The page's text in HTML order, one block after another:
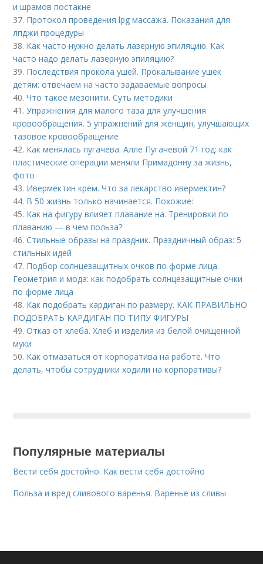
и шрамов постакне
37. Протокол проведения lpg массажа. Показания для
лпджи процедуры
38. Как часто нужно делать лазерную эпиляцию. Как
часто надо делать лазерную эпиляцию?
39. Последствия прокола ушей. Прокалывание ушек
детям: отвечаем на часто задаваемые вопросы
40.Что такое мезонити. Суть методики
41.Упражнения для малого таза для улучшения
кровообращения. 5 упражнений для женщин, улучшающих
тазовое кровообращение
42. Как менялась пугачева. Алле Пугачевой 71 год: как
пластические операции меняли Примадонну за жизнь,
фото
43. Ивермектин крем. Что за лекарство ивермектин?
44. В 50 жизнь только начинается. Похожие:
45. Как на фигуру влияет плавание на. Тренировки по
плаванию — в чем польза?
46.Стильные образы на праздник. Праздничный образ: 5
стильных идей
47. Подбор солнцезащитных очков по форме лица.
Геометрия и мода: как подобрать солнцезащитные очки
по форме лица
48. Как подобрать кардиган по размеру. КАК ПРАВИЛЬНО
ПОДОБРАТЬ КАРДИГАН ПО ТИПУ ФИГУРЫ
49.Отказ от хлеба. Хлеб и изделия из белой очищенной
муки
50. Как отмазаться от корпоратива на работе. Что
делать, чтобы сотрудники ходили на корпоративы?
Популярные материалы
Вести себя достойно. Как вести себя достойно
Польза и вред сливового варенья. Варенье из сливы